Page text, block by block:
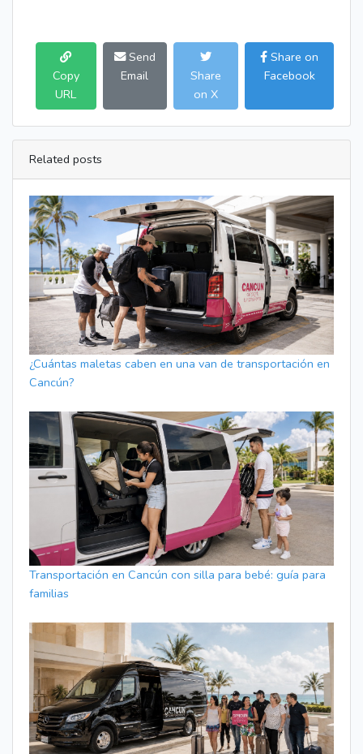
Copy
URL
Send
Email
Share
on X
Share on
Facebook
Related posts
¿Cuántas maletas caben en una van de transportación en
Cancún?
Transportación en Cancún con silla para bebé: guía para
familias